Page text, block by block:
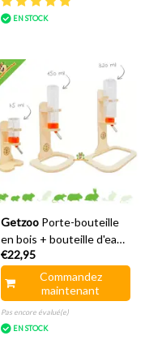
EN STOCK
Getzoo Porte-bouteille
en bois + bouteille d'eau
Classic®
€22,95
Commandez
maintenant
Pas encore évalué(e)
EN STOCK